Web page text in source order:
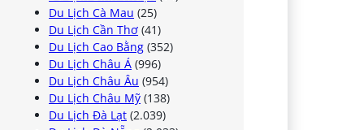
Du Lịch Cà Mau (25)
Du Lịch Cần Thơ (41)
Du Lịch Cao Bằng (352)
Du Lịch Châu Á (996)
Du Lịch Châu Âu (954)
Du Lịch Châu Mỹ (138)
Du Lịch Đà Lạt (2.039)